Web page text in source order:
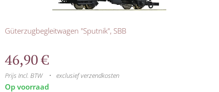
Güterzugbegleitwagen "Sputnik", SBB
46,90€
Prijs Incl. BTW exclusief verzendkosten
Op voorraad